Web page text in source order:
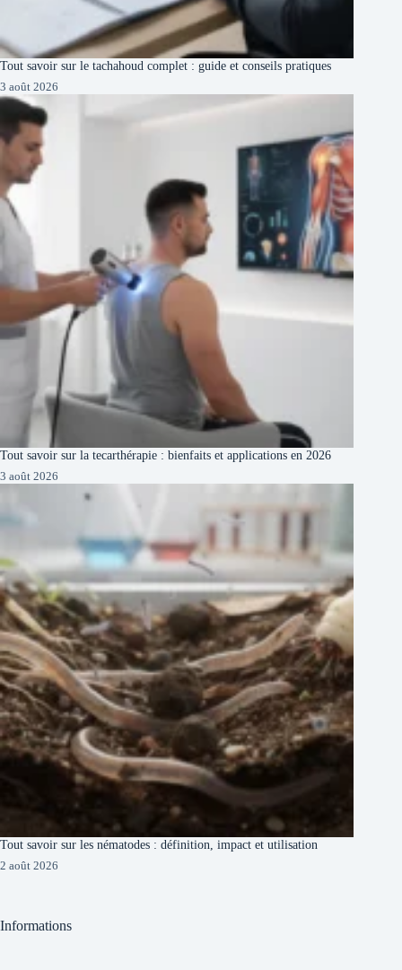
Tout savoir sur le tachahoud complet : guide et conseils pratiques
3 août 2026
Tout savoir sur la tecarthérapie : bienfaits et applications en 2026
3 août 2026
Tout savoir sur les nématodes : définition, impact et utilisation
2 août 2026
Informations